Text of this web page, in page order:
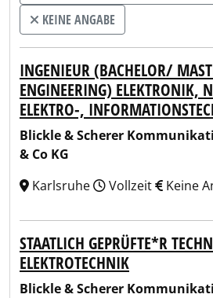
KEINE ANGABE
INGENIEUR (BACHELOR/
ENGINEERING) ELEKTRONIK,
ELEKTRO-,
Blickle & Scherer
& Co KG
Karlsruhe
Vollzeit Keine
STAATLICH GEPRÜFTE*R
ELEKTROTECHNIK
Blickle & Scherer